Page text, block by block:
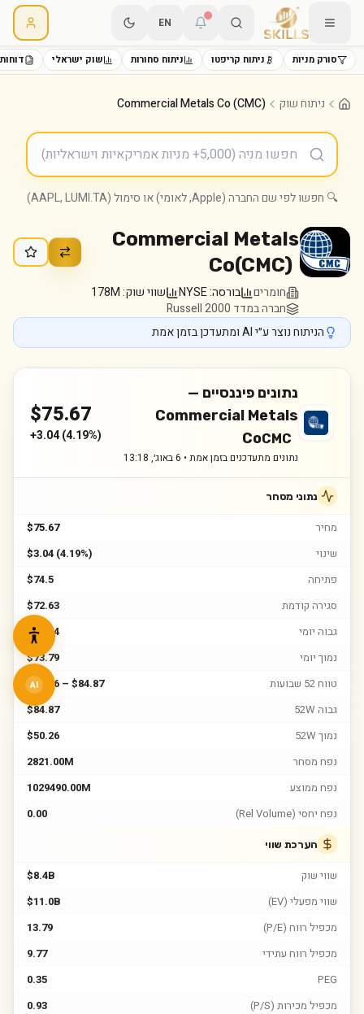
EN
סורק מניות ניתוח קריפטו ניתוח סחורות שוק ישראלי
ניתוח שוק Commercial Metals Co (CMC)
🔍 חפשו לפי שם החברה (Apple, לאומי) או סימול (AAPL, LUMI.TA)
Commercial Metals
Co(CMC)
חומרים בורסה:NYSE שווי שוק:178M
חברה במדד Russell 2000
הניתוח נוצר ע״י AI ומתעדכן בזמן אמת
נתונים פיננסיים —
Commercial Metals
CoCMC
נתונים מתעדכנים בזמן אמת • 6 באוג׳, 13:18
$75.67
+3.04(4.19%)
נתוני מסחר
מחיר
$75.67
שינוי
$3.04 (4.19%)
פתיחה
$74.5
סגירה קודמת
$72.63
גבוה יומי
$76.04
נמוך יומי
$73.79
טווח 52 שבועות
$50.26 – $84.87
גבוה 52W
$84.87
נמוך 52W
$50.26
נפח מסחר
2821.00M
נפח ממוצע
1029490.00M
נפח יחסי (Rel Volume)
0.00
הערכת שווי
שווי שוק
$8.4B
שווי מפעלי (EV)
$11.0B
מכפיל רווח (P/E)
13.79
מכפיל רווח עתידי
9.77
PEG
0.35
מכפיל מכירות (P/S)
0.93
AI